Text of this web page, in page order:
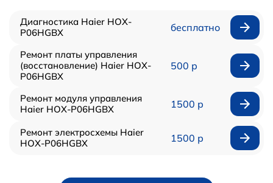
Диагностика Haier HOX-
P06HGBX
бесплатно
Ремонт платы управления
(восстановление) Haier HOX-
P06HGBX
500 р
Ремонт модуля управления
Haier HOX-P06HGBX
1500 р
Ремонт электросхемы Haier
HOX-P06HGBX
1500 р